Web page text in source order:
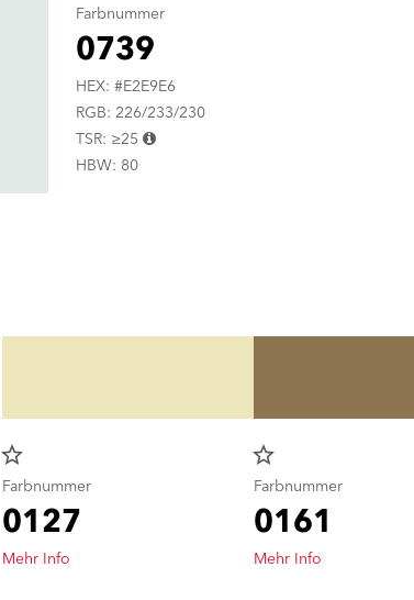
Farbnummer
0739
HEX: #E2E9E6
RGB: 226/233/230
TSR: ≥25
HBW: 80
star_border
Farbnummer
0127
Mehr Info
star_border
Farbnummer
0161
Mehr Info